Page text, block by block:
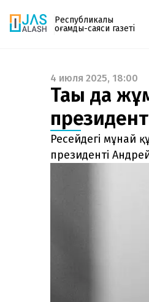
Республикалық
қоғамдық-саяси газеті
Газетке жазылу
PDF форматтағы газетті ай
поштаңызға алып отырыңыз.
шыққан сәтте сізге бірден
енгізіңіз, біз қалғанын өзіміз
4 июля 2025, 18:00
Тағы да
Ресейдегі мұнай
президенті